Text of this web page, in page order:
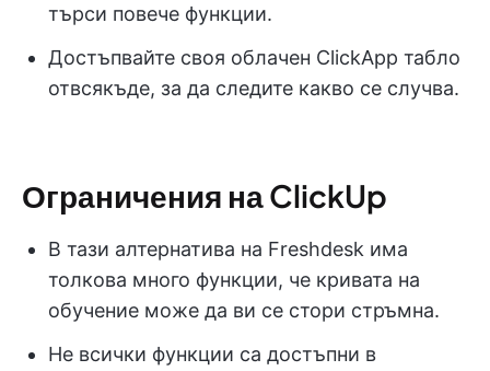
търси повече функции.
Достъпвайте своя облачен ClickApp табло
отвсякъде, за да следите какво се случва.
Ограничения на ClickUp
В тази алтернатива на Freshdesk има
толкова много функции, че кривата на
обучение може да ви се стори стръмна.
Не всички функции са достъпни в